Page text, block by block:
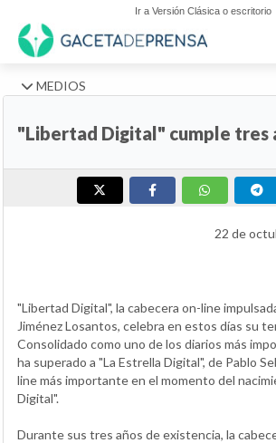
Ir a Versión Clásica o escritorio
MEDIOS
"Libertad Digital" cumple tres
22 de
"Libertad Digital", la cabecera on-line
Jiménez Losantos, celebra en estos días su
Consolidado como uno de los diarios más
ha superado a "La Estrella Digital", de Pablo
line más importante en el momento del
Digital".
Durante sus tres años de existencia, la